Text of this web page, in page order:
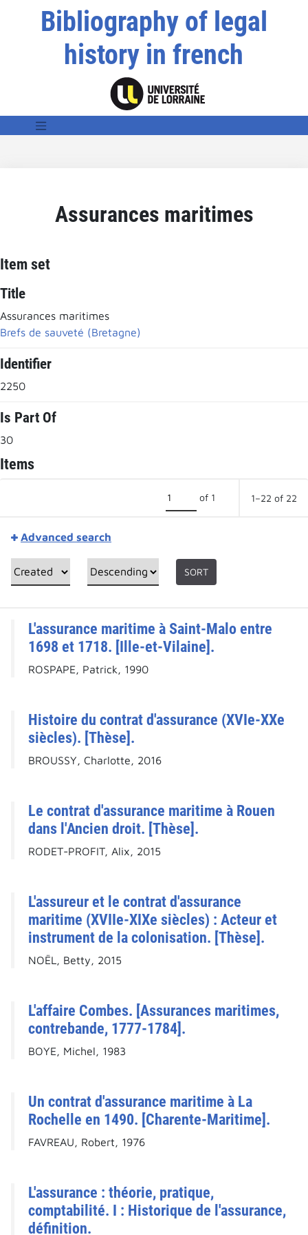
Bibliography of legal
history in french
Assurances maritimes
Item set
Title
Assurances maritimes
Brefs de sauveté (Bretagne)
Identifier
2250
Is Part Of
30
Items
of 1 1–22 of 22
Advanced search
SORT
L'assurance maritime à Saint-Malo entre
1698 et 1718. [Ille-et-Vilaine].
ROSPAPE, Patrick, 1990
Histoire du contrat d'assurance (XVIe-XXe
siècles). [Thèse].
BROUSSY, Charlotte, 2016
Le contrat d'assurance maritime à Rouen
dans l'Ancien droit. [Thèse].
RODET-PROFIT, Alix, 2015
L'assureur et le contrat d'assurance
maritime (XVIIe-XIXe siècles) : Acteur et
instrument de la colonisation. [Thèse].
NOËL, Betty, 2015
L'affaire Combes. [Assurances maritimes,
contrebande, 1777-1784].
BOYE, Michel, 1983
Un contrat d'assurance maritime à La
Rochelle en 1490. [Charente-Maritime].
FAVREAU, Robert, 1976
L'assurance : théorie, pratique,
comptabilité. I : Historique de l'assurance,
définition.